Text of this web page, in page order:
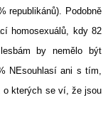
republikánů). Podobně
homosexuálů, kdy 82
by nemělo být
NEsouhlasí ani s tím,
o kterých se ví, že jsou